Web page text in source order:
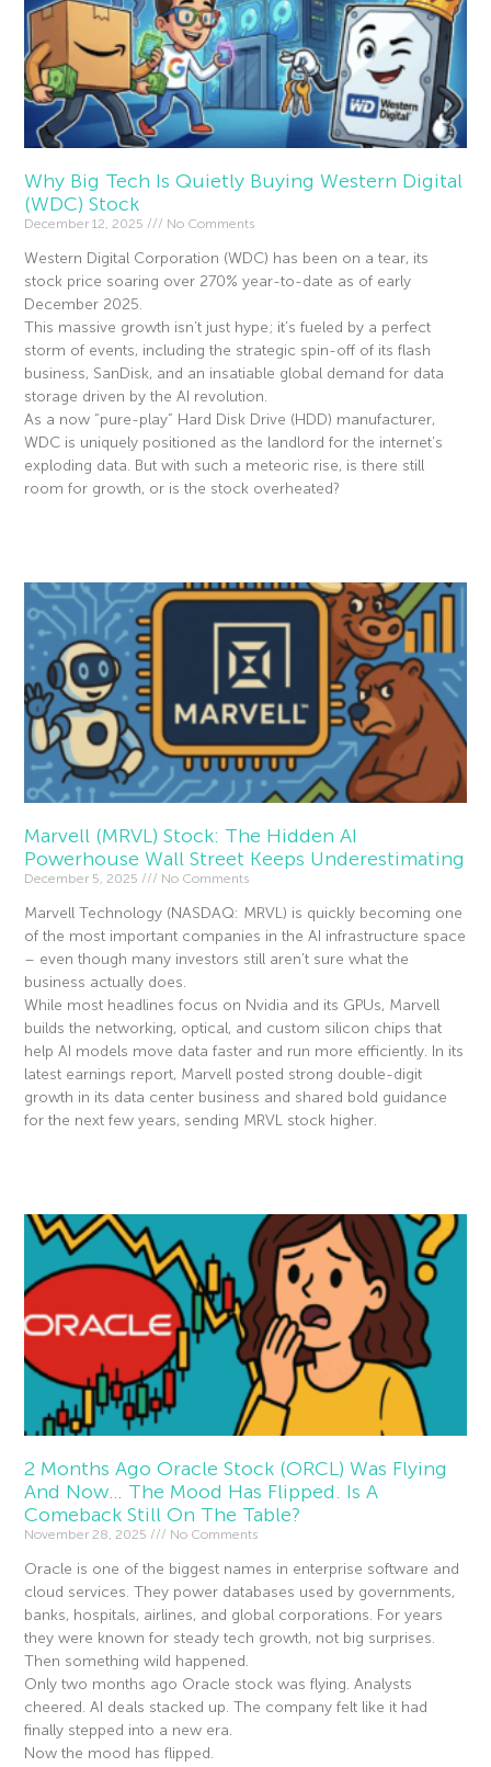
Why Big Tech Is Quietly Buying Western Digital
(WDC) Stock
December 12, 2025 No Comments
Western Digital Corporation (WDC) has been on a tear, its
stock price soaring over 270% year-to-date as of early
December 2025.
This massive growth isn’t just hype; it’s fueled by a perfect
storm of events, including the strategic spin-off of its flash
business, SanDisk, and an insatiable global demand for data
storage driven by the AI revolution.
As a now “pure-play” Hard Disk Drive (HDD) manufacturer,
WDC is uniquely positioned as the landlord for the internet’s
exploding data. But with such a meteoric rise, is there still
room for growth, or is the stock overheated?
Marvell (MRVL) Stock: The Hidden AI
Powerhouse Wall Street Keeps Underestimating
December 5, 2025 No Comments
Marvell Technology (NASDAQ: MRVL) is quickly becoming one
of the most important companies in the AI infrastructure space
– even though many investors still aren’t sure what the
business actually does.
While most headlines focus on Nvidia and its GPUs, Marvell
builds the networking, optical, and custom silicon chips that
help AI models move data faster and run more efficiently. In its
latest earnings report, Marvell posted strong double-digit
growth in its data center business and shared bold guidance
for the next few years, sending MRVL stock higher.
2 Months Ago Oracle Stock (ORCL) Was Flying
And Now… The Mood Has Flipped. Is A
Comeback Still On The Table?
November 28, 2025 No Comments
Oracle is one of the biggest names in enterprise software and
cloud services. They power databases used by governments,
banks, hospitals, airlines, and global corporations. For years
they were known for steady tech growth, not big surprises.
Then something wild happened.
Only two months ago Oracle stock was flying. Analysts
cheered. AI deals stacked up. The company felt like it had
finally stepped into a new era.
Now the mood has flipped.